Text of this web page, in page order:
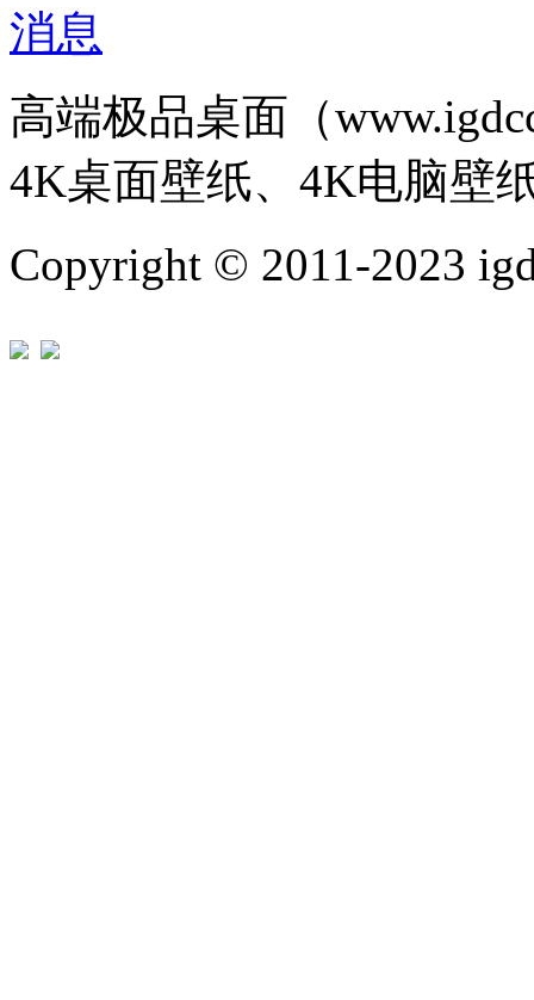
高端极品桌面（
4K桌面壁纸、4K电脑壁
Copyright © 2011-2023